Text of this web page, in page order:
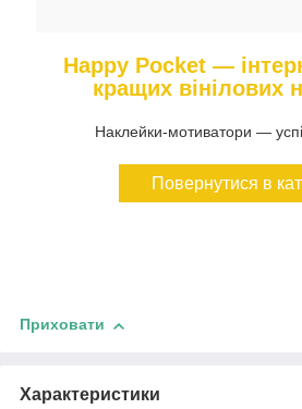
Happy Pocket —
кращих вінілових
Наклейки-мотиватори —
Повернутися в
Приховати
Характеристики